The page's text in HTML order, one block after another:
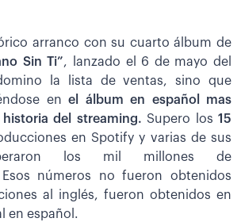
arranco con su cuarto álbum de
Sin Ti”, lanzado el 6 de mayo del
la lista de ventas, sino que
enel álbum en español mas
del streaming. Supero los 15
en Spotify y varias de sus
los mil millones de
números no fueron obtenidos
al inglés, fueron obtenidos en
en español.